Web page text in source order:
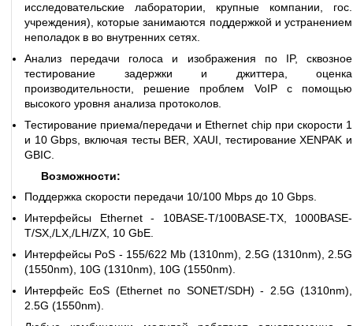
исследовательские лаборатории, крупные компании, гос.
учреждения), которые занимаются поддержкой и устранением
неполадок в во внутренних сетях.
Анализ передачи голоса и изображения по IP, сквозное
тестирование задержки и джиттера, оценка
производительности, решение проблем VoIP с помощью
высокого уровня анализа протоколов.
Тестирование приема/передачи и Ethernet chip при скорости 1
и 10 Gbps, включая тесты BER, XAUI, тестирование XENPAK и
GBIC.
Возможности:
Поддержка скорости передачи 10/100 Mbps до 10 Gbps.
Интерфейсы Ethernet - 10BASE-T/100BASE-TX, 1000BASE-
T/SX,/LX,/LH/ZX, 10 GbE.
Интерфейсы PoS - 155/622 Mb (1310nm), 2.5G (1310nm), 2.5G
(1550nm), 10G (1310nm), 10G (1550nm).
Интерфейс EoS (Ethernet по SONET/SDH) - 2.5G (1310nm),
2.5G (1550nm).